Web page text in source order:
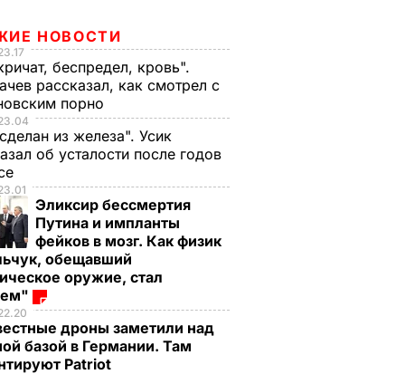
НОВОСТИ
беспредел, кровь".
рассказал, как смотрел с
порно
из железа". Усик
об усталости после годов
Эликсир бессмертия
Путина и импланты
фейков в мозг. Как физик
обещавший
оружие, стал
дроны заметили над
базой в Германии. Там
Patriot